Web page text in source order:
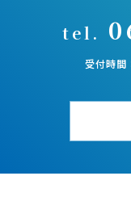
tel.
受付時間